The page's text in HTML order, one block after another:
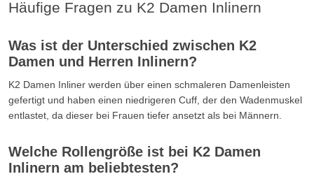
Häufige Fragen zu K2 Damen Inlinern
Was ist der Unterschied zwischen K2
Damen und Herren Inlinern?
K2 Damen Inliner werden über einen schmaleren Damenleisten
gefertigt und haben einen niedrigeren Cuff, der den Wadenmuskel
entlastet, da dieser bei Frauen tiefer ansetzt als bei Männern.
Welche Rollengröße ist bei K2 Damen
Inlinern am beliebtesten?